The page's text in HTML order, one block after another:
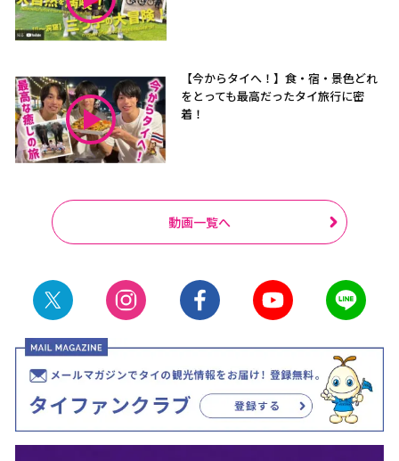
【今からタイへ！】食・宿・景色どれ
をとっても最高だったタイ旅行に密
着！
動画一覧へ